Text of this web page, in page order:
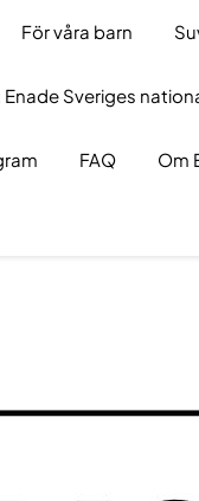
För våra barn
Sveriges
FAQ Om